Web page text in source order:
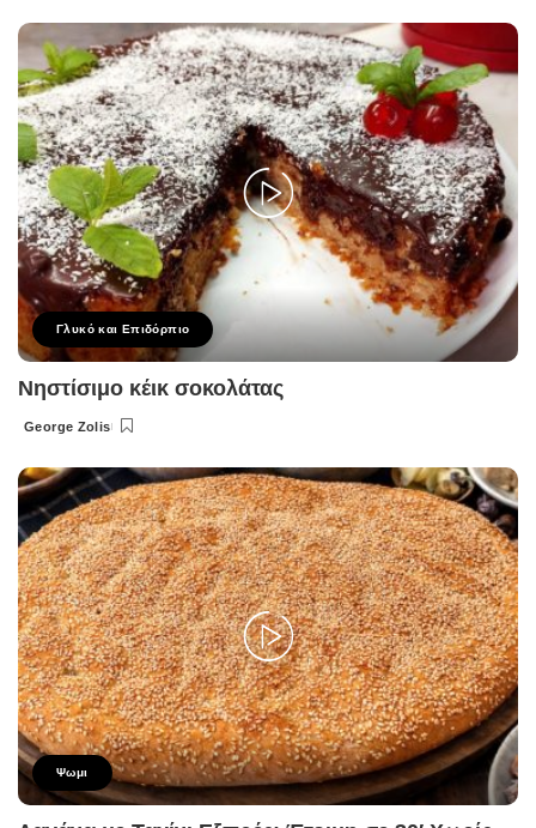
Γλυκό και Επιδόρπιο
Νηστίσιμο κέικ σοκολάτας
Posted
George Zolis
Ψωμι